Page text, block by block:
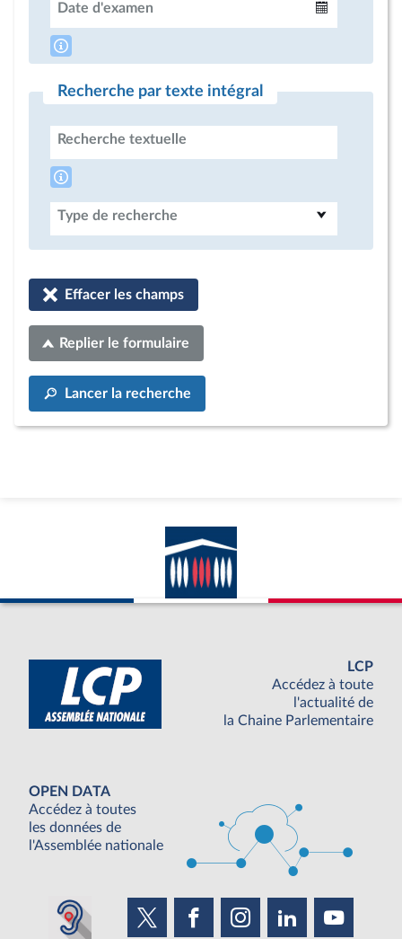
Date d'examen
Recherche par texte intégral
Recherche textuelle
Type de recherche
Effacer les champs
Replier le formulaire
Lancer la recherche
LCP
Accédez à toute
l'actualité de
la Chaine Parlementaire
OPEN DATA
Accédez à toutes
les données de
l'Assemblée nationale